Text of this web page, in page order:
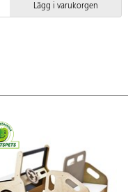
Lägg i varukorgen